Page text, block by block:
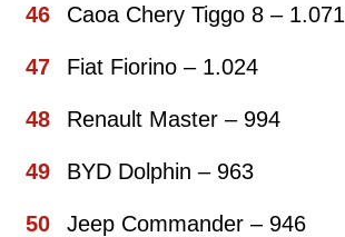
Caoa Chery Tiggo 8 – 1.071
Fiat Fiorino – 1.024
Renault Master – 994
BYD Dolphin – 963
Jeep Commander – 946